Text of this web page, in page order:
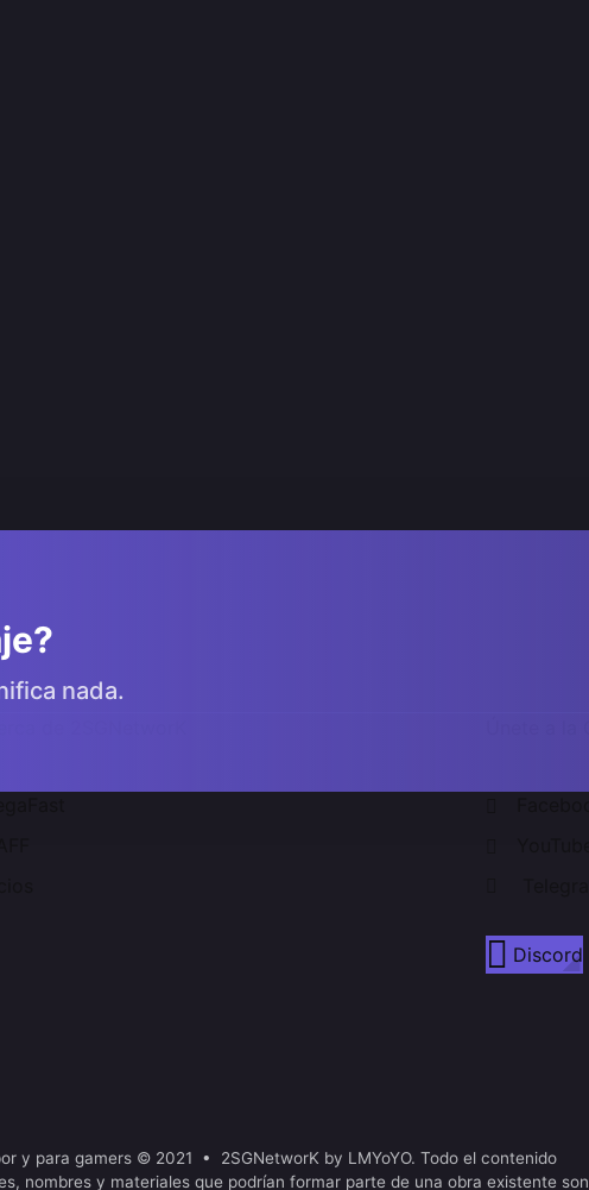
nada.
Discord
y para gamers © 2021 • 2SGNetworK by LMYoYO. Todo el contenido
nombres y materiales que podrían formar parte de una obra existente son